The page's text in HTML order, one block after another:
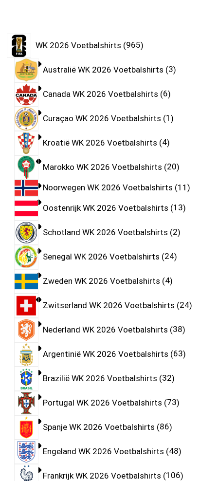
WK 2026 Voetbalshirts 965
Australië WK 2026 Voetbalshirts 3
Canada WK 2026 Voetbalshirts 6
Curaçao WK 2026 Voetbalshirts 1
Kroatië WK 2026 Voetbalshirts 4
Marokko WK 2026 Voetbalshirts 20
Noorwegen WK 2026 Voetbalshirts 11
Oostenrijk WK 2026 Voetbalshirts 13
Schotland WK 2026 Voetbalshirts 2
Senegal WK 2026 Voetbalshirts 24
Zweden WK 2026 Voetbalshirts 4
Zwitserland WK 2026 Voetbalshirts 24
Nederland WK 2026 Voetbalshirts 38
Argentinië WK 2026 Voetbalshirts 63
Brazilië WK 2026 Voetbalshirts 32
Portugal WK 2026 Voetbalshirts 73
Spanje WK 2026 Voetbalshirts 86
Engeland WK 2026 Voetbalshirts 48
Frankrijk WK 2026 Voetbalshirts 106